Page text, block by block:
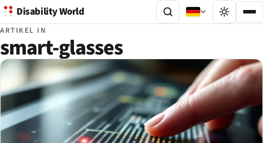
Disability World
ARTIKEL IN
smart-glasses